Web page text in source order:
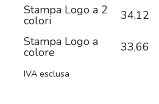
Stampa Logo a 2
colori 34,12
Stampa Logo a
colore 33,66
IVA esclusa